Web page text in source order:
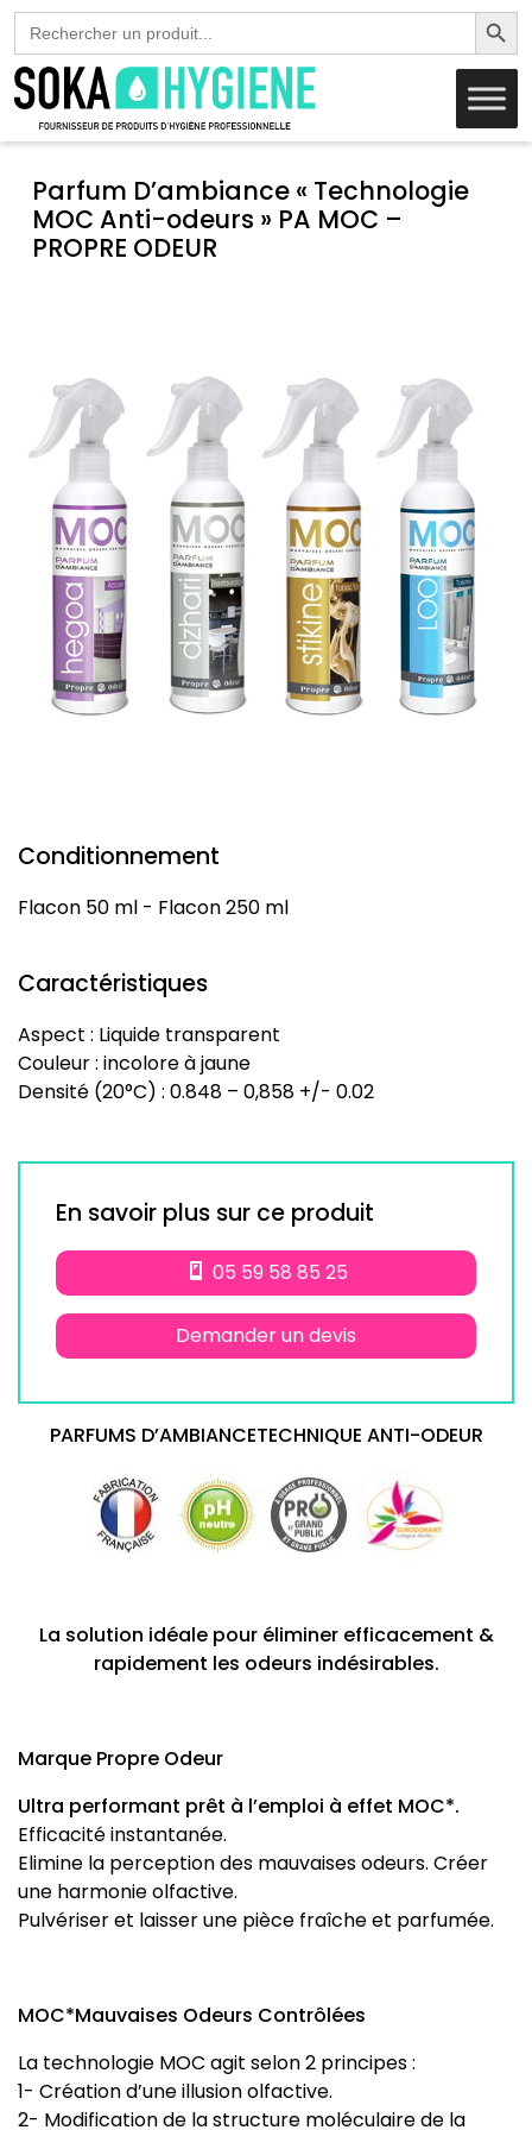
Search
for:
Search
Parfum D’ambiance « Technologie
MOC Anti-odeurs » PA MOC –
PROPRE ODEUR
Conditionnement
Flacon 50 ml - Flacon 250 ml
Caractéristiques
Aspect : Liquide transparent
Couleur : incolore à jaune
Densité (20°C) : 0.848 – 0,858 +/- 0.02
En savoir plus sur ce produit
05 59 58 85 25
Demander un devis
PARFUMS D’AMBIANCETECHNIQUE ANTI-ODEUR
La solution idéale pour éliminer efficacement &
rapidement les odeurs indésirables.
Marque Propre Odeur
Ultra performant prêt à l’emploi à effet MOC*.
Efficacité instantanée.
Elimine la perception des mauvaises odeurs. Créer
une harmonie olfactive.
Pulvériser et laisser une pièce fraîche et parfumée.
MOC*Mauvaises Odeurs Contrôlées
La technologie MOC agit selon 2 principes :
1- Création d’une illusion olfactive.
2- Modification de la structure moléculaire de la